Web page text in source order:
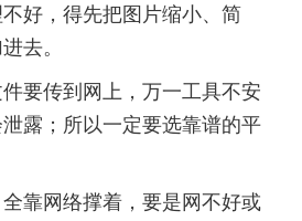
好，得先把图片缩小、简
去。
要传到网上，万一工具不安
露；所以一定要选靠谱的平
全靠网络撑着，要是网不好或